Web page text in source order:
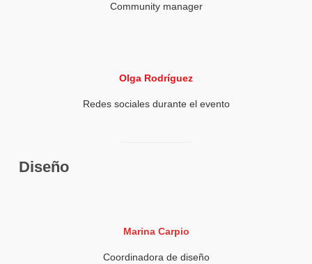
Community manager
Olga Rodríguez
Redes sociales durante el evento
Diseño
Marina Carpio
Coordinadora de diseño